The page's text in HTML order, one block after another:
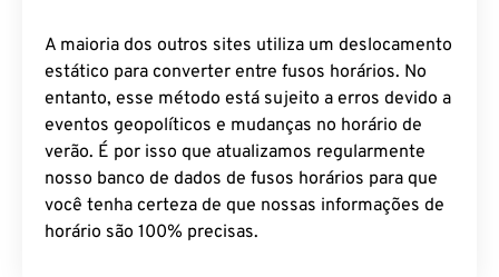
A maioria dos outros sites utiliza um deslocamento
estático para converter entre fusos horários. No
entanto, esse método está sujeito a erros devido a
eventos geopolíticos e mudanças no horário de
verão. É por isso que atualizamos regularmente
nosso banco de dados de fusos horários para que
você tenha certeza de que nossas informações de
horário são 100% precisas.